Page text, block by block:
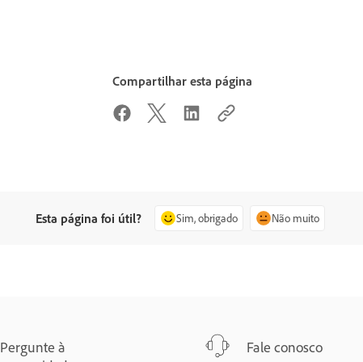
Compartilhar esta página
Esta página foi útil? Sim, obrigado Não muito
Pergunte à
Fale conosco